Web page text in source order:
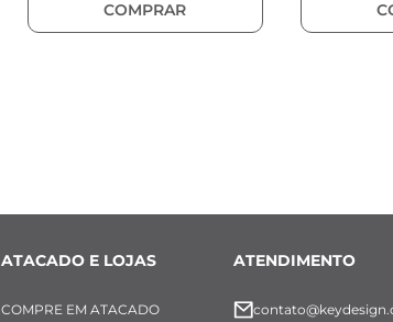
COMPRAR
ATACADO E LOJAS
COMPRE EM ATACADO
ATENDIMENTO